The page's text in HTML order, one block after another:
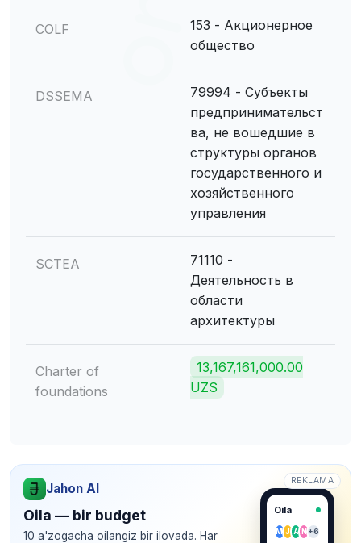
COLF
153 - Акционерное
общество
DSSEMA
79994 - Субъекты
предпринимательст
ва, не вошедшие в
структуры органов
государственного и
хозяйственного
управления
SCTEA
71110 -
Деятельность в
области
архитектуры
Charter of
foundations
13,167,161,000.00
UZS
REKLAMA
Jahon AI
Oila — bir budget
10 a'zogacha oilangiz bir ilovada. Har
Oila
M J A N+6